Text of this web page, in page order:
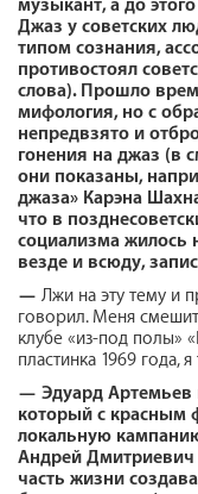
музыкант, а до
Джаз у советских
типом сознания,
противостоял
слова). Прошло
мифология, но с
непредвзято и
гонения на джаз (в
они показаны,
джаза» Карэна
что в
социализма жилось
везде и всюду,
— Лжи на эту тему и
говорил. Меня
клубе «из-под полы»
пластинка 1969 года, я
— Эдуард Артемьев
который с красным
локальную
Андрей Дмитриевич
часть жизни